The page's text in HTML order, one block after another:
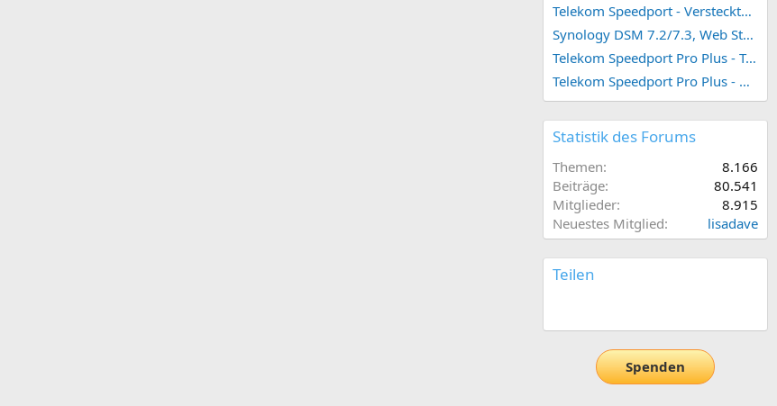
Telekom Speedport - Versteckte Konfigurationen
Synology DSM 7.2/7.3, Web Station 4, Webdienst und Webportal erstellen (ehemals vHost)
Telekom Speedport Pro Plus - Telefonie einrichten
Telekom Speedport Pro Plus - Netzwerk einrichten
Statistik des Forums
Themen
8.166
Beiträge
80.541
Mitglieder
8.915
Neuestes Mitglied
lisadave
Teilen
Spenden